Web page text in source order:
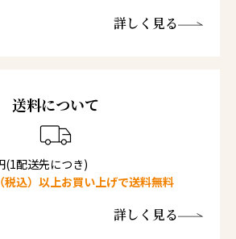
詳しく見る
送料について
(1配送先につき)
込）以上お買い上げで送料無料
詳しく見る